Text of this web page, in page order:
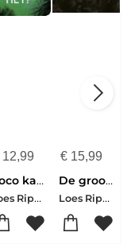
12,99
Coco kan het!
Loes Riphagen
€ 15,99
De grootste reis ooit
Loes Riphagen